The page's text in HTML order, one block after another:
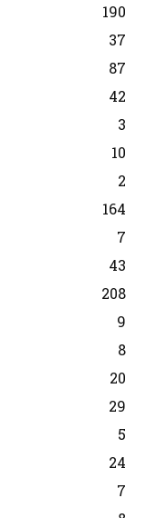
190
37
87
42
3
10
2
164
7
43
208
9
8
20
29
5
24
7